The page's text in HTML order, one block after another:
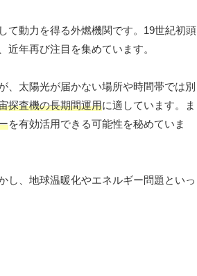
て動力を得る外燃機関です。19世紀初頭
近年再び注目を集めています。
、太陽光が届かない場所や時間帯では別
探査機の長期間運用に適しています。ま
を有効活用できる可能性を秘めていま
し、地球温暖化やエネルギー問題といっ